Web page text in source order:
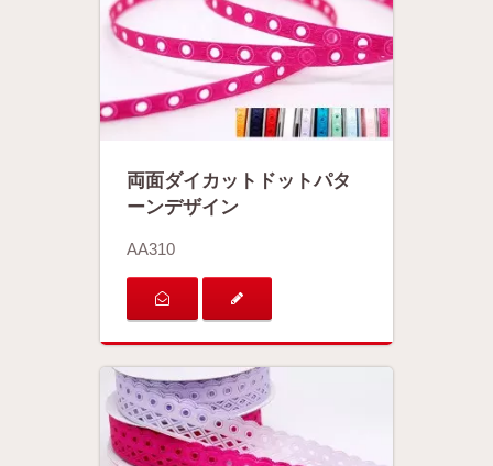
両面ダイカットドットパタ
ーンデザイン
AA310